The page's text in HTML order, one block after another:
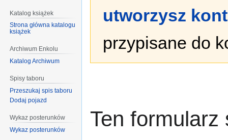
utworzysz
przypisane do
Ten formularz
Katalog książek
Strona główna katalogu
książek
Archiwum Enkolu
Katalog Archiwum
Spisy taboru
Przeszukaj spis taboru
Dodaj pojazd
Wykaz posterunków
Wykaz posterunków